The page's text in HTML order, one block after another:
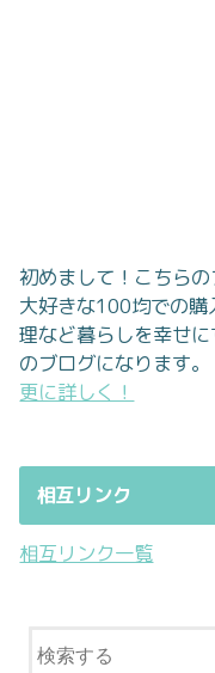
初めまして！こちら
大好きな100均での
理など暮らしを幸せ
のブログになります。
更に詳しく！
相互リンク
相互リンク一覧